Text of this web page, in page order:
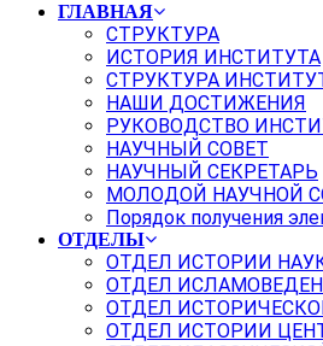
ГЛАВНАЯ
СТРУКТУРА
ИСТОРИЯ ИНСТИТУТА
СТРУКТУРА
НАШИ ДОСТИЖЕНИЯ
РУКОВОДСТВО
НАУЧНЫЙ СОВЕТ
НАУЧНЫЙ СЕКРЕТАРЬ
МОЛОДОЙ НАУЧНОЙ
Порядок получения
ОТДЕЛЫ
ОТДЕЛ ИСТОРИИ
ОТДЕЛ
ОТДЕЛ
ОТДЕЛ ИСТОРИИ